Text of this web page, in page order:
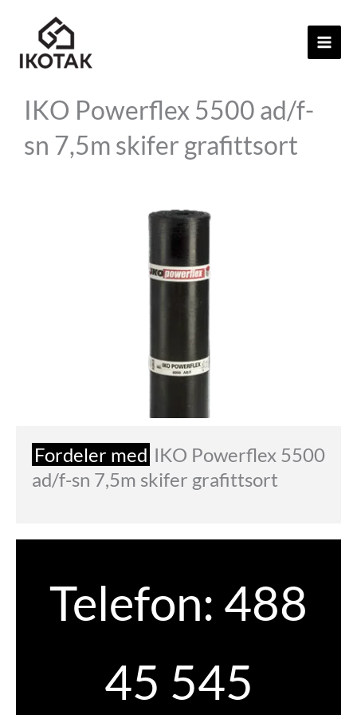
innholdet
IKO Powerflex 5500 ad/f-
sn 7,5m skifer grafittsort
Fordeler med IKO Powerflex 5500
ad/f-sn 7,5m skifer grafittsort
Telefon: 488
45 545